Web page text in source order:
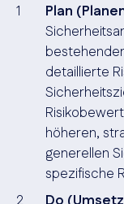
Plan
detaillierte
höheren,
generellen
spezifische